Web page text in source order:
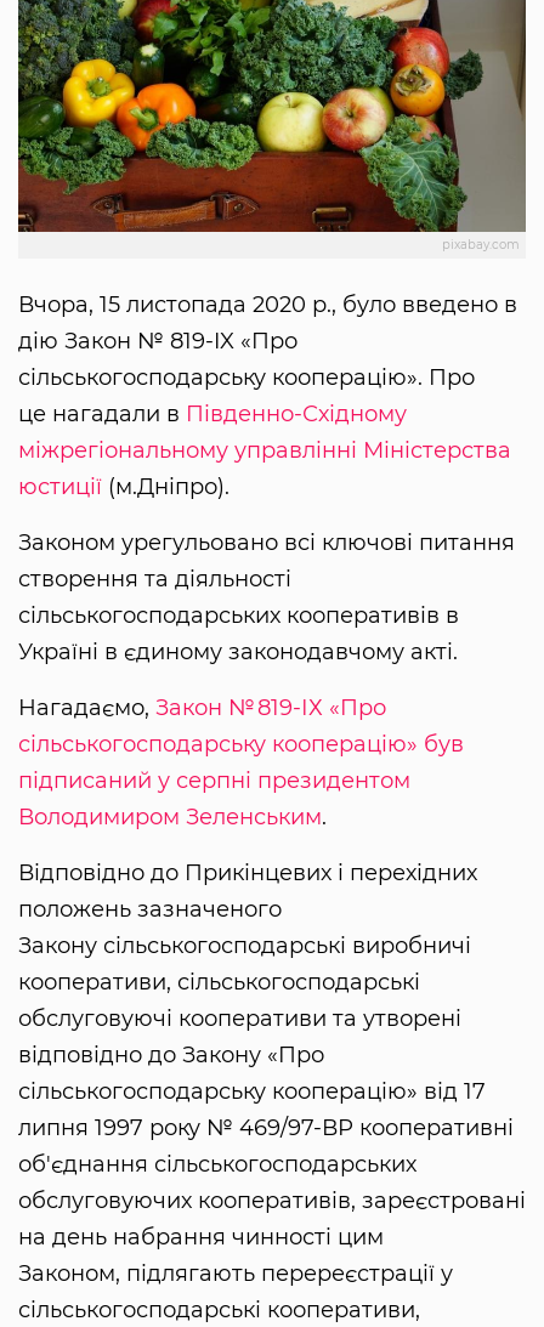
pixabay.com
Вчора, 15 листопада 2020 р., було введено в
дію Закон № 819-IX «Про
сільськогосподарську кооперацію». Про
це нагадали в Південно-Східному
міжрегіональному управлінні Міністерства
юстиції (м.Дніпро).
Законом урегульовано всі ключові питання
створення та діяльності
сільськогосподарських кооперативів в
Україні в єдиному законодавчому акті.
Нагадаємо, Закон № 819-ІХ «Про
сільськогосподарську кооперацію» був
підписаний у серпні президентом
Володимиром Зеленським.
Відповідно до Прикінцевих і перехідних
положень зазначеного
Закону сільськогосподарські виробничі
кооперативи, сільськогосподарські
обслуговуючі кооперативи та утворені
відповідно до Закону «Про
сільськогосподарську кооперацію» від 17
липня 1997 року № 469/97-ВР кооперативні
об'єднання сільськогосподарських
обслуговуючих кооперативів, зареєстровані
на день набрання чинності цим
Законом, підлягають перереєстрації у
сільськогосподарські кооперативи,